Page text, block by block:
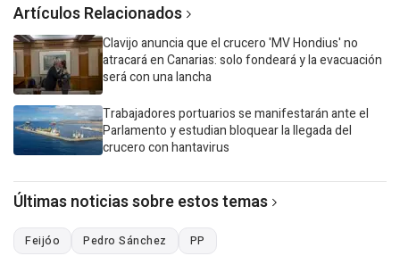
Artículos Relacionados
Clavijo anuncia que el crucero 'MV Hondius' no
atracará en Canarias: solo fondeará y la evacuación
será con una lancha
Trabajadores portuarios se manifestarán ante el
Parlamento y estudian bloquear la llegada del
crucero con hantavirus
Últimas noticias sobre estos temas
Feijóo Pedro Sánchez PP